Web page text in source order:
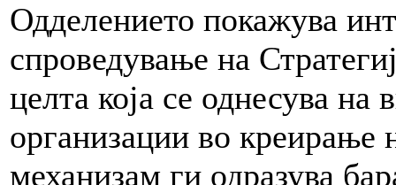
Одделението покажува
спроведување на
целта која се однесува на
организации во креирање
механизам ги одразува